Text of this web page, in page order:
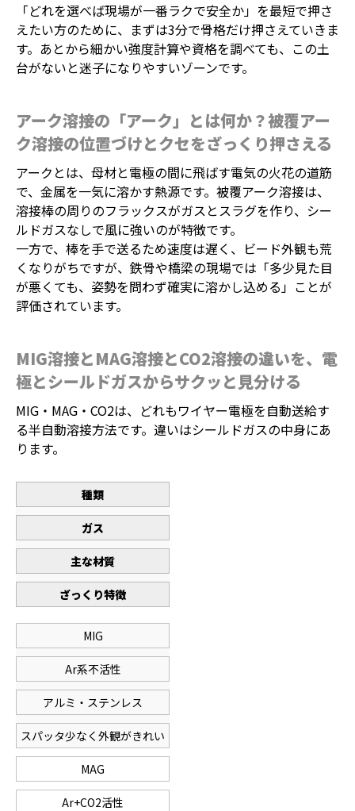
「どれを選べば現場が一番ラクで安全か」を最短で押さ
えたい方のために、まずは3分で骨格だけ押さえていきま
す。あとから細かい強度計算や資格を調べても、この土
台がないと迷子になりやすいゾーンです。
アーク溶接の「アーク」とは何か？被覆アー
ク溶接の位置づけとクセをざっくり押さえる
アークとは、母材と電極の間に飛ばす電気の火花の道筋
で、金属を一気に溶かす熱源です。被覆アーク溶接は、
溶接棒の周りのフラックスがガスとスラグを作り、シー
ルドガスなしで風に強いのが特徴です。
一方で、棒を手で送るため速度は遅く、ビード外観も荒
くなりがちですが、鉄骨や橋梁の現場では「多少見た目
が悪くても、姿勢を問わず確実に溶かし込める」ことが
評価されています。
MIG溶接とMAG溶接とCO2溶接の違いを、電
極とシールドガスからサクッと見分ける
MIG・MAG・CO2は、どれもワイヤー電極を自動送給す
る半自動溶接方法です。違いはシールドガスの中身にあ
ります。
種類
ガス
主な材質
ざっくり特徴
MIG
Ar系不活性
アルミ・ステンレス
スパッタ少なく外観がきれい
MAG
Ar+CO2活性